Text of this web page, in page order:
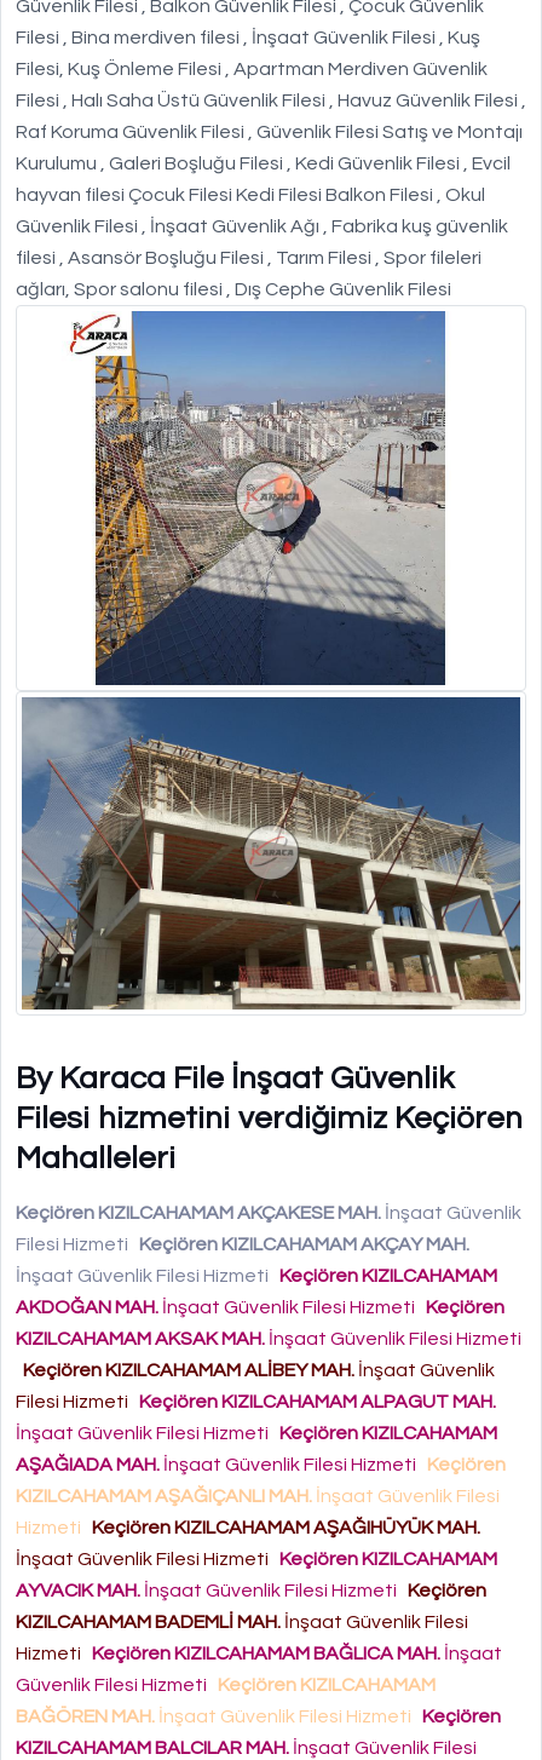
Güvenlik Filesi , Balkon Güvenlik Filesi , Çocuk Güvenlik
Filesi , Bina merdiven filesi , İnşaat Güvenlik Filesi , Kuş
Filesi, Kuş Önleme Filesi , Apartman Merdiven Güvenlik
Filesi , Halı Saha Üstü Güvenlik Filesi , Havuz Güvenlik Filesi ,
Raf Koruma Güvenlik Filesi , Güvenlik Filesi Satış ve Montajı
Kurulumu , Galeri Boşluğu Filesi , Kedi Güvenlik Filesi , Evcil
hayvan filesi Çocuk Filesi Kedi Filesi Balkon Filesi , Okul
Güvenlik Filesi , İnşaat Güvenlik Ağı , Fabrika kuş güvenlik
filesi , Asansör Boşluğu Filesi , Tarım Filesi , Spor fileleri
ağları, Spor salonu filesi , Dış Cephe Güvenlik Filesi
By Karaca File İnşaat Güvenlik
Filesi hizmetini verdiğimiz Keçiören
Mahalleleri
Keçiören KIZILCAHAMAM AKÇAKESE MAH. İnşaat Güvenlik
Filesi Hizmeti
Keçiören KIZILCAHAMAM AKÇAY MAH.
İnşaat Güvenlik Filesi Hizmeti
Keçiören KIZILCAHAMAM
AKDOĞAN MAH. İnşaat Güvenlik Filesi Hizmeti
Keçiören
KIZILCAHAMAM AKSAK MAH. İnşaat Güvenlik Filesi Hizmeti
Keçiören KIZILCAHAMAM ALİBEY MAH. İnşaat Güvenlik
Filesi Hizmeti
Keçiören KIZILCAHAMAM ALPAGUT MAH.
İnşaat Güvenlik Filesi Hizmeti
Keçiören KIZILCAHAMAM
AŞAĞIADA MAH. İnşaat Güvenlik Filesi Hizmeti
Keçiören
KIZILCAHAMAM AŞAĞIÇANLI MAH. İnşaat Güvenlik Filesi
Hizmeti
Keçiören KIZILCAHAMAM AŞAĞIHÜYÜK MAH.
İnşaat Güvenlik Filesi Hizmeti
Keçiören KIZILCAHAMAM
AYVACIK MAH. İnşaat Güvenlik Filesi Hizmeti
Keçiören
KIZILCAHAMAM BADEMLİ MAH. İnşaat Güvenlik Filesi
Hizmeti
Keçiören KIZILCAHAMAM BAĞLICA MAH. İnşaat
Güvenlik Filesi Hizmeti
Keçiören KIZILCAHAMAM
BAĞÖREN MAH. İnşaat Güvenlik Filesi Hizmeti
Keçiören
KIZILCAHAMAM BALCILAR MAH. İnşaat Güvenlik Filesi